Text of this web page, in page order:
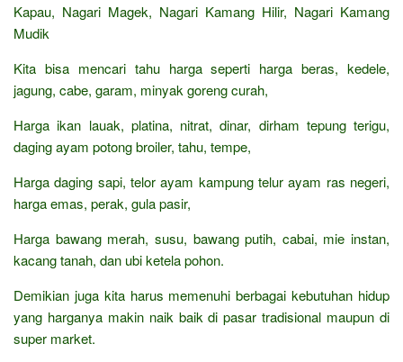
Kapau, Nagari Magek, Nagari Kamang Hilir, Nagari Kamang
Mudik
Kita bisa mencari tahu harga seperti harga beras, kedele,
jagung, cabe, garam, minyak goreng curah,
Harga ikan lauak, platina, nitrat, dinar, dirham tepung terigu,
daging ayam potong broiler, tahu, tempe,
Harga daging sapi, telor ayam kampung telur ayam ras negeri,
harga emas, perak, gula pasir,
Harga bawang merah, susu, bawang putih, cabai, mie instan,
kacang tanah, dan ubi ketela pohon.
Demikian juga kita harus memenuhi berbagai kebutuhan hidup
yang harganya makin naik baik di pasar tradisional maupun di
super market.